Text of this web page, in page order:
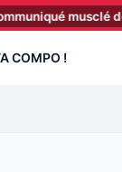
des
COMPO !